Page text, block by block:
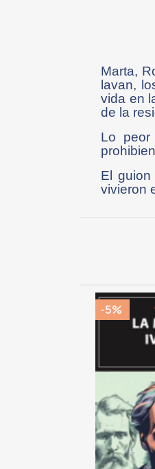
Marta,
lavan,
vida en
de la
Lo peor
El
vivieron
-5%